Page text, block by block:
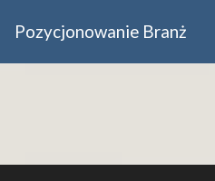
Pozycjonowanie Branż